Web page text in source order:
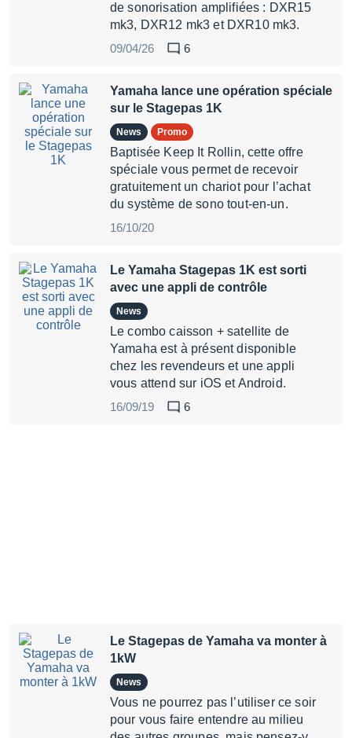
de sonorisation amplifiées : DXR15
mk3, DXR12 mk3 et DXR10 mk3.
09/04/26
6
Yamaha lance une opération spéciale
sur le Stagepas 1K
News Promo
Baptisée Keep It Rollin, cette offre
spéciale vous permet de recevoir
gratuitement un chariot pour l’achat
du système de sono tout-en-un.
16/10/20
Le Yamaha Stagepas 1K est sorti
avec une appli de contrôle
News
Le combo caisson + satellite de
Yamaha est à présent disponible
chez les revendeurs et une appli
vous attend sur iOS et Android.
16/09/19
6
Le Stagepas de Yamaha va monter à
1kW
News
Vous ne pourrez pas l’utiliser ce soir
pour vous faire entendre au milieu